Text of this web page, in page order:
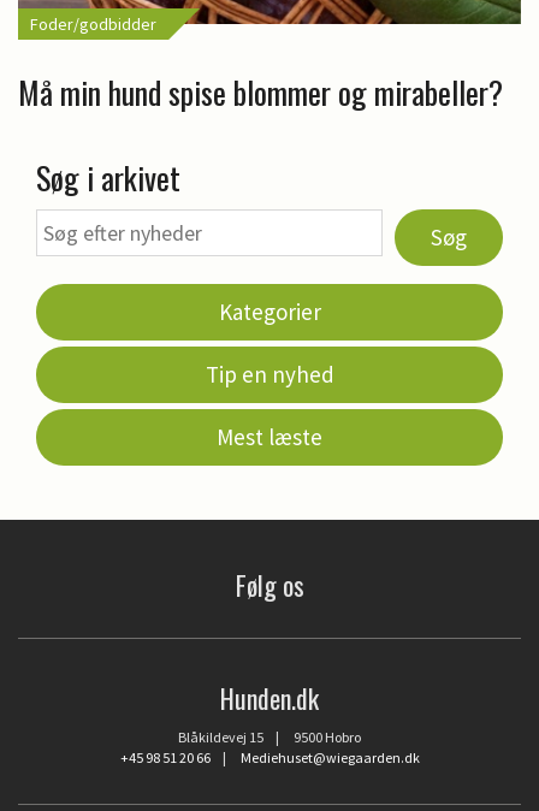
Foder/godbidder
Må min hund spise blommer og mirabeller?
Søg i arkivet
Søg
Kategorier
Tip en nyhed
Mest læste
Følg os
Hunden.dk
Blåkildevej 15 | 9500 Hobro
+45 98 51 20 66| Mediehuset@wiegaarden.dk